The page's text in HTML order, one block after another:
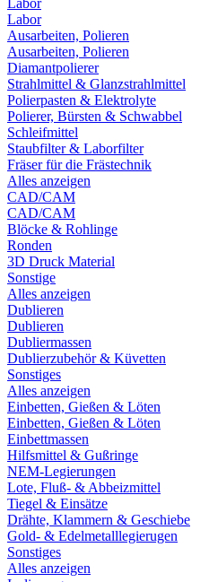
Labor
Labor
Ausarbeiten, Polieren
Ausarbeiten, Polieren
Diamantpolierer
Strahlmittel & Glanzstrahlmittel
Polierpasten & Elektrolyte
Polierer, Bürsten & Schwabbel
Schleifmittel
Staubfilter & Laborfilter
Fräser für die Frästechnik
Alles anzeigen
CAD/CAM
CAD/CAM
Blöcke & Rohlinge
Ronden
3D Druck Material
Sonstige
Alles anzeigen
Dublieren
Dublieren
Dubliermassen
Dublierzubehör & Küvetten
Sonstiges
Alles anzeigen
Einbetten, Gießen & Löten
Einbetten, Gießen & Löten
Einbettmassen
Hilfsmittel & Gußringe
NEM-Legierungen
Lote, Fluß- & Abbeizmittel
Tiegel & Einsätze
Drähte, Klammern & Geschiebe
Gold- & Edelmetalllegierugen
Sonstiges
Alles anzeigen